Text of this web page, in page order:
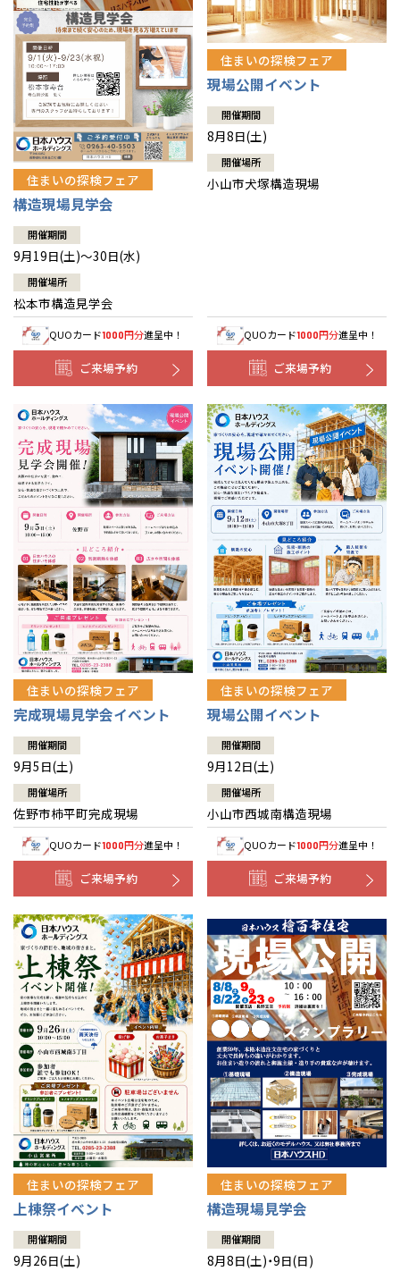
住まいの探検フェア
構造現場見学会
開催期間
9月19日(土)～30日(水)
開催場所
松本市構造見学会
QUOカード1000円分進呈中！
ご来場予約
住まいの探検フェア
現場公開イベント
開催期間
8月8日(土)
開催場所
小山市犬塚構造現場
QUOカード1000円分進呈中！
ご来場予約
住まいの探検フェア
完成現場見学会イベント
開催期間
9月5日(土)
開催場所
佐野市柿平町完成現場
QUOカード1000円分進呈中！
ご来場予約
住まいの探検フェア
現場公開イベント
開催期間
9月12日(土)
開催場所
小山市西城南構造現場
QUOカード1000円分進呈中！
ご来場予約
住まいの探検フェア
上棟祭イベント
開催期間
9月26日(土)
住まいの探検フェア
構造現場見学会
開催期間
8月8日(土)・9日(日)